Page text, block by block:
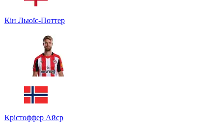
Кін Льюїс-Поттер
Крістоффер Айєр